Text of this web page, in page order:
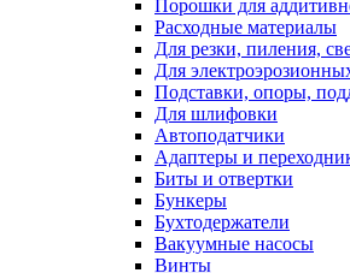
Порошки для
Расходные материалы
Для резки, пиления,
Для
Подставки, опоры,
Для шлифовки
Автоподатчики
Адаптеры и
Биты и отвертки
Бункеры
Бухтодержатели
Вакуумные насосы
Винты